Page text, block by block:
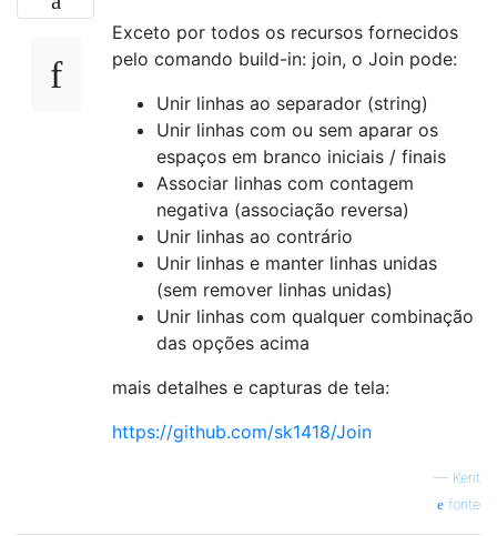
Exceto por todos os recursos fornecidos
pelo comando build-in: join, o Join pode:
Unir linhas ao separador (string)
Unir linhas com ou sem aparar os
espaços em branco iniciais / finais
Associar linhas com contagem
negativa (associação reversa)
Unir linhas ao contrário
Unir linhas e manter linhas unidas
(sem remover linhas unidas)
Unir linhas com qualquer combinação
das opções acima
mais detalhes e capturas de tela:
https://github.com/sk1418/Join
— Kent
fonte